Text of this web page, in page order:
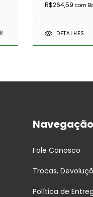
R$264,59 com
DETALHES
Navegação
Fale Conosco
Trocas,
Política de